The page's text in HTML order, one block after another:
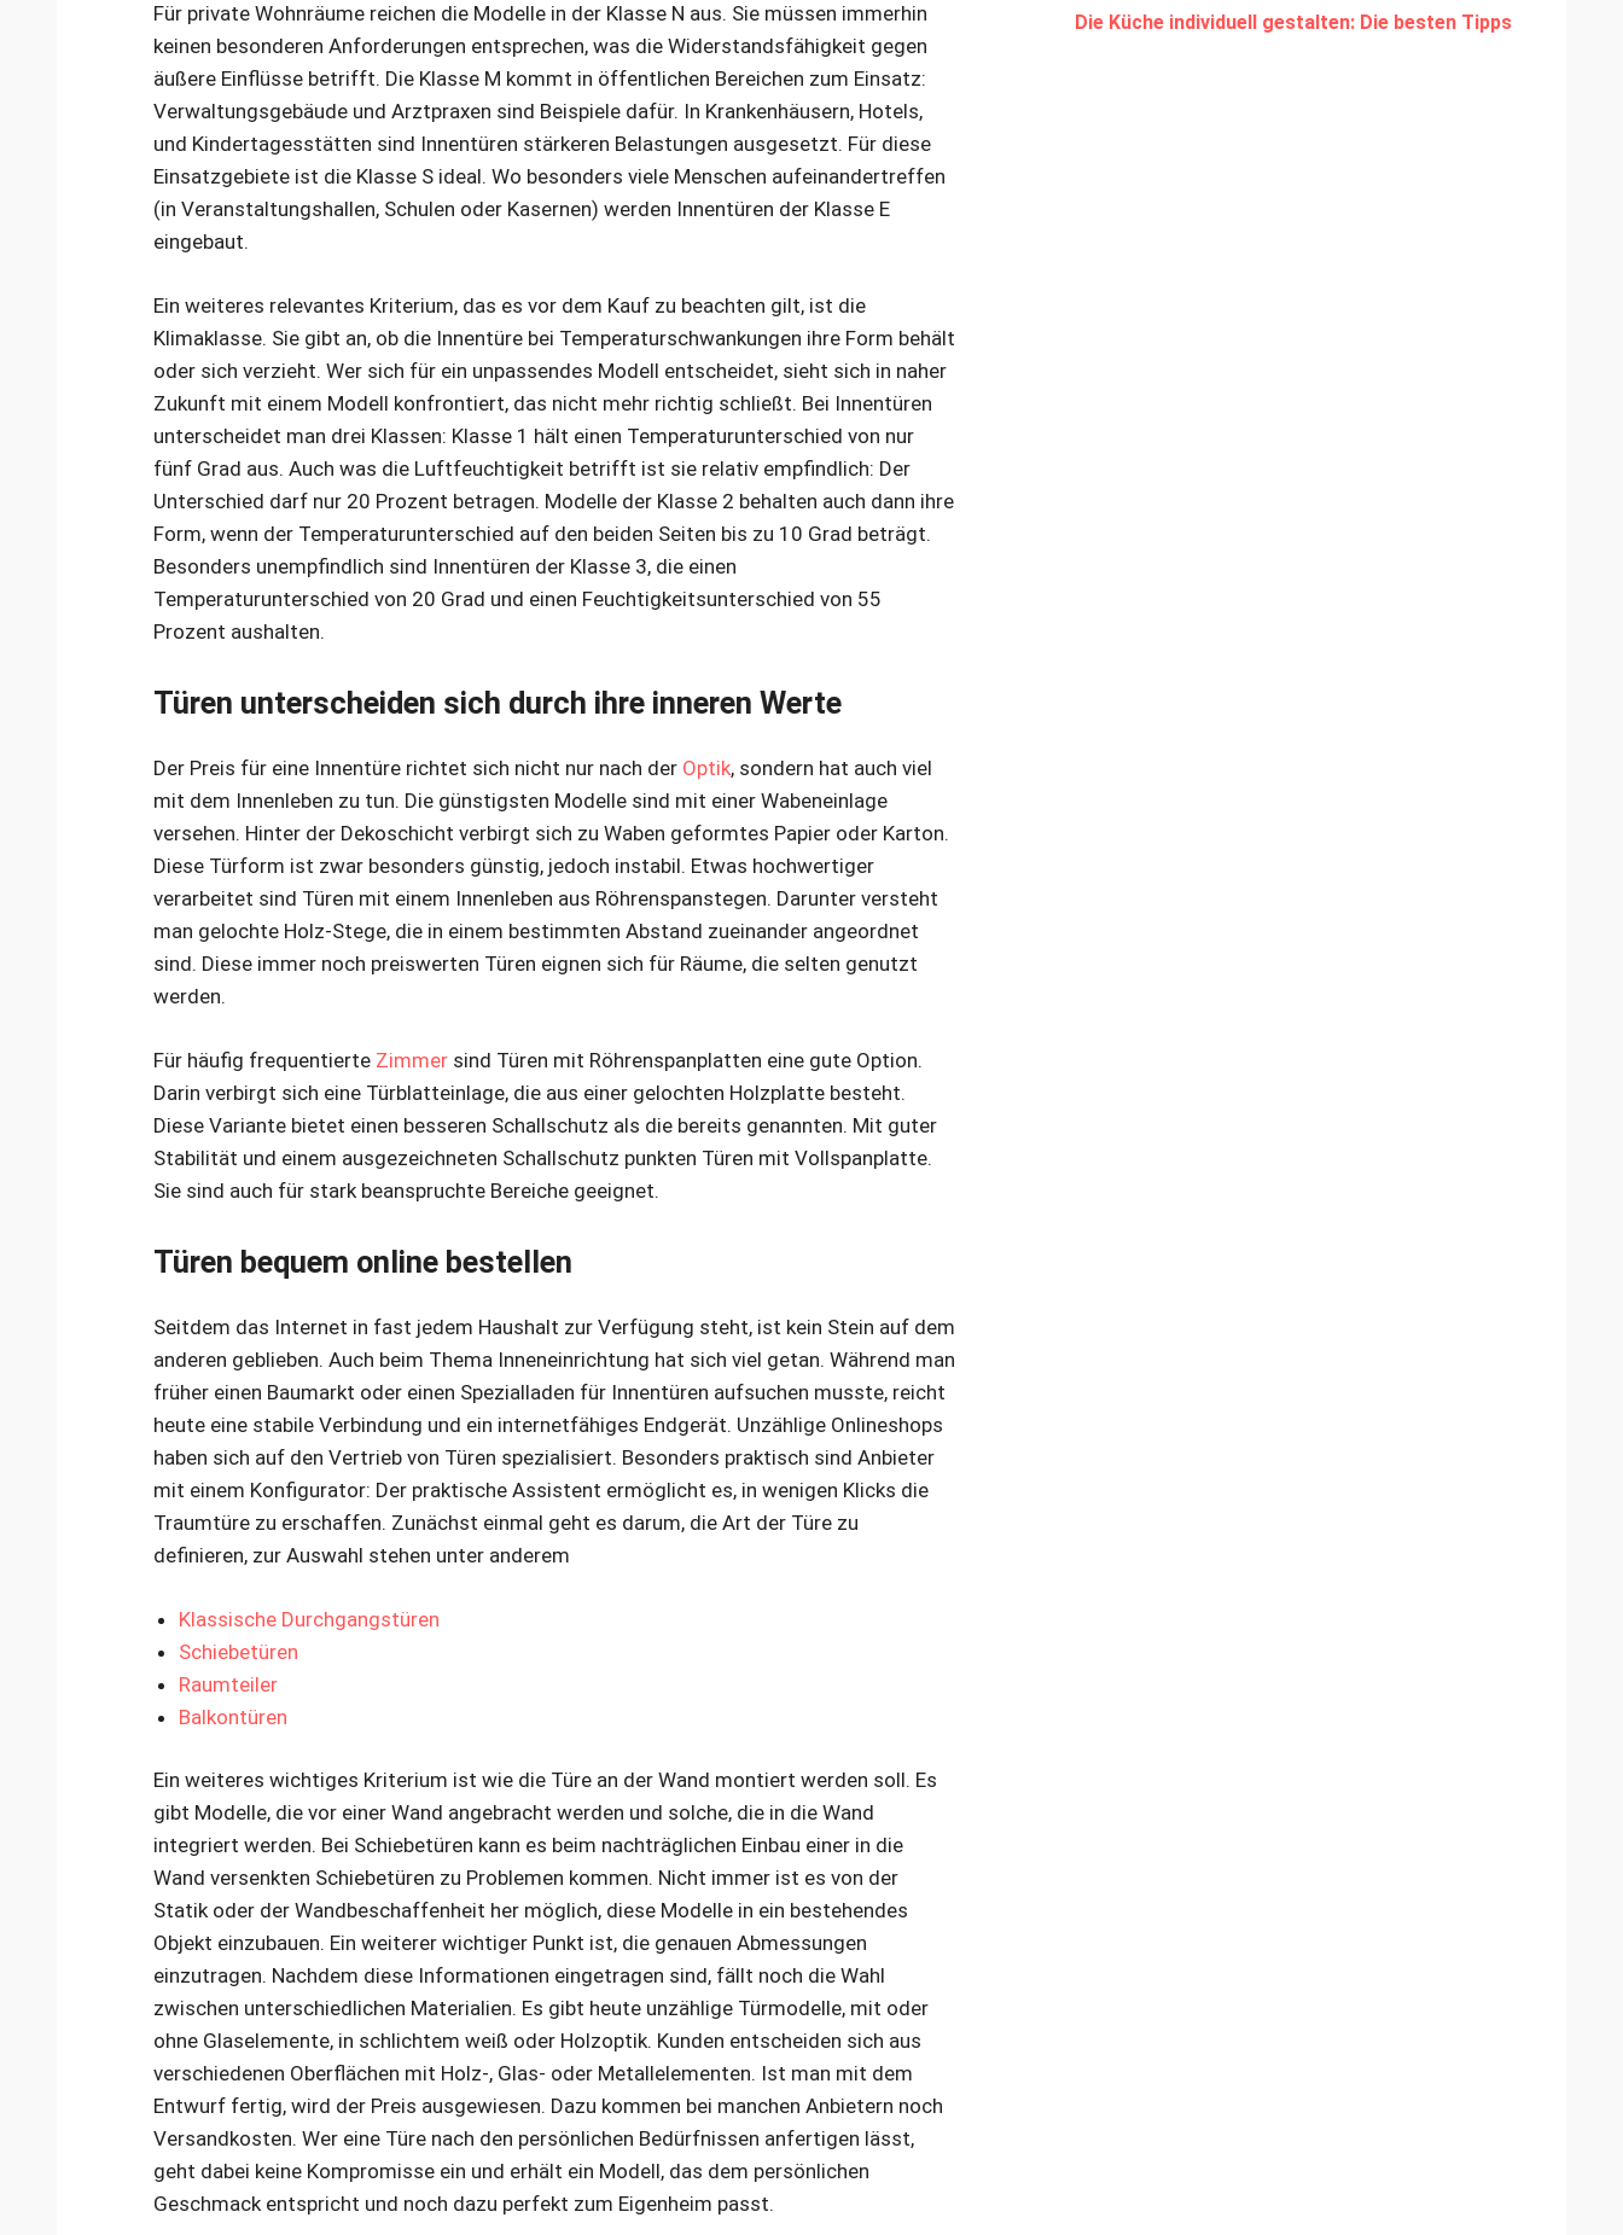
Für private Wohnräume reichen die Modelle in der Klasse N aus. Sie müssen immerhin
keinen besonderen Anforderungen entsprechen, was die Widerstandsfähigkeit gegen
äußere Einflüsse betrifft. Die Klasse M kommt in öffentlichen Bereichen zum Einsatz:
Verwaltungsgebäude und Arztpraxen sind Beispiele dafür. In Krankenhäusern, Hotels,
und Kindertagesstätten sind Innentüren stärkeren Belastungen ausgesetzt. Für diese
Einsatzgebiete ist die Klasse S ideal. Wo besonders viele Menschen aufeinandertreffen
(in Veranstaltungshallen, Schulen oder Kasernen) werden Innentüren der Klasse E
eingebaut.
Ein weiteres relevantes Kriterium, das es vor dem Kauf zu beachten gilt, ist die
Klimaklasse. Sie gibt an, ob die Innentüre bei Temperaturschwankungen ihre Form behält
oder sich verzieht. Wer sich für ein unpassendes Modell entscheidet, sieht sich in naher
Zukunft mit einem Modell konfrontiert, das nicht mehr richtig schließt. Bei Innentüren
unterscheidet man drei Klassen: Klasse 1 hält einen Temperaturunterschied von nur
fünf Grad aus. Auch was die Luftfeuchtigkeit betrifft ist sie relativ empfindlich: Der
Unterschied darf nur 20 Prozent betragen. Modelle der Klasse 2 behalten auch dann ihre
Form, wenn der Temperaturunterschied auf den beiden Seiten bis zu 10 Grad beträgt.
Besonders unempfindlich sind Innentüren der Klasse 3, die einen
Temperaturunterschied von 20 Grad und einen Feuchtigkeitsunterschied von 55
Prozent aushalten.
Türen unterscheiden sich durch ihre inneren Werte
Der Preis für eine Innentüre richtet sich nicht nur nach der Optik, sondern hat auch viel
mit dem Innenleben zu tun. Die günstigsten Modelle sind mit einer Wabeneinlage
versehen. Hinter der Dekoschicht verbirgt sich zu Waben geformtes Papier oder Karton.
Diese Türform ist zwar besonders günstig, jedoch instabil. Etwas hochwertiger
verarbeitet sind Türen mit einem Innenleben aus Röhrenspanstegen. Darunter versteht
man gelochte Holz-Stege, die in einem bestimmten Abstand zueinander angeordnet
sind. Diese immer noch preiswerten Türen eignen sich für Räume, die selten genutzt
werden.
Für häufig frequentierte Zimmer sind Türen mit Röhrenspanplatten eine gute Option.
Darin verbirgt sich eine Türblatteinlage, die aus einer gelochten Holzplatte besteht.
Diese Variante bietet einen besseren Schallschutz als die bereits genannten. Mit guter
Stabilität und einem ausgezeichneten Schallschutz punkten Türen mit Vollspanplatte.
Sie sind auch für stark beanspruchte Bereiche geeignet.
Türen bequem online bestellen
Seitdem das Internet in fast jedem Haushalt zur Verfügung steht, ist kein Stein auf dem
anderen geblieben. Auch beim Thema Inneneinrichtung hat sich viel getan. Während man
früher einen Baumarkt oder einen Spezialladen für Innentüren aufsuchen musste, reicht
heute eine stabile Verbindung und ein internetfähiges Endgerät. Unzählige Onlineshops
haben sich auf den Vertrieb von Türen spezialisiert. Besonders praktisch sind Anbieter
mit einem Konfigurator: Der praktische Assistent ermöglicht es, in wenigen Klicks die
Traumtüre zu erschaffen. Zunächst einmal geht es darum, die Art der Türe zu
definieren, zur Auswahl stehen unter anderem
Klassische Durchgangstüren
Schiebetüren
Raumteiler
Balkontüren
Ein weiteres wichtiges Kriterium ist wie die Türe an der Wand montiert werden soll. Es
gibt Modelle, die vor einer Wand angebracht werden und solche, die in die Wand
integriert werden. Bei Schiebetüren kann es beim nachträglichen Einbau einer in die
Wand versenkten Schiebetüren zu Problemen kommen. Nicht immer ist es von der
Statik oder der Wandbeschaffenheit her möglich, diese Modelle in ein bestehendes
Objekt einzubauen. Ein weiterer wichtiger Punkt ist, die genauen Abmessungen
einzutragen. Nachdem diese Informationen eingetragen sind, fällt noch die Wahl
zwischen unterschiedlichen Materialien. Es gibt heute unzählige Türmodelle, mit oder
ohne Glaselemente, in schlichtem weiß oder Holzoptik. Kunden entscheiden sich aus
verschiedenen Oberflächen mit Holz-, Glas- oder Metallelementen. Ist man mit dem
Entwurf fertig, wird der Preis ausgewiesen. Dazu kommen bei manchen Anbietern noch
Versandkosten. Wer eine Türe nach den persönlichen Bedürfnissen anfertigen lässt,
geht dabei keine Kompromisse ein und erhält ein Modell, das dem persönlichen
Geschmack entspricht und noch dazu perfekt zum Eigenheim passt.
Die Küche individuell gestalten: Die besten Tipps